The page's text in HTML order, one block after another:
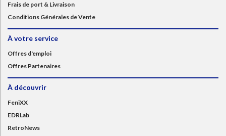
Frais de port & Livraison
Conditions Générales de Vente
À votre service
Offres d'emploi
Offres Partenaires
À découvrir
FeniXX
EDRLab
RetroNews